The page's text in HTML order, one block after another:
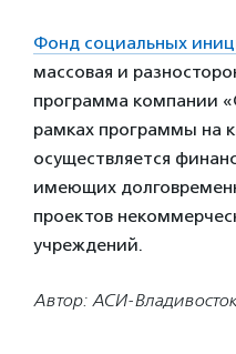
Фонд социальных
массовая и
программа компании
рамках программы на
осуществляется
имеющих
проектов
учреждений.
Автор: АСИ-